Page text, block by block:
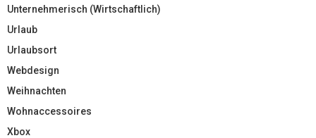
Unternehmerisch (Wirtschaftlich)
Urlaub
Urlaubsort
Webdesign
Weihnachten
Wohnaccessoires
Xbox